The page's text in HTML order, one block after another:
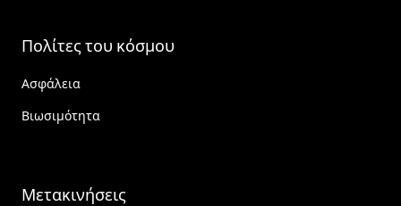
Πολίτες του κόσμου
Ασφάλεια
Βιωσιμότητα
Μετακινήσεις